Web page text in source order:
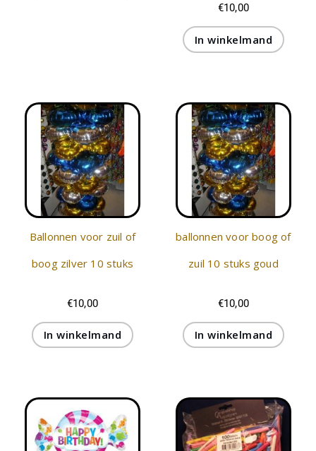
€10,00
In winkelmand
Ballonnen voor zuil of
boog zilver 10 stuks
€10,00
In winkelmand
ballonnen voor boog of
zuil 10 stuks goud
€10,00
In winkelmand